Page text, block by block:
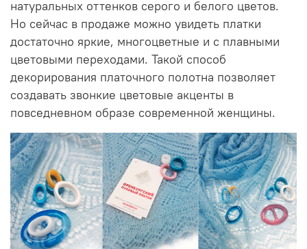
натуральных оттенков серого и белого цветов.
Но сейчас в продаже можно увидеть платки
достаточно яркие, многоцветные и с плавными
цветовыми переходами. Такой способ
декорирования платочного полотна позволяет
создавать звонкие цветовые акценты в
повседневном образе современной женщины.